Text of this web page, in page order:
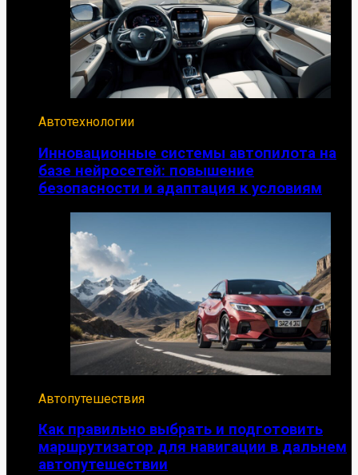
Автотехнологии
Инновационные системы автопилота на
базе нейросетей: повышение
безопасности и адаптация к условиям
Автопутешествия
Как правильно выбрать и подготовить
маршрутизатор для навигации в дальнем
автопутешествии